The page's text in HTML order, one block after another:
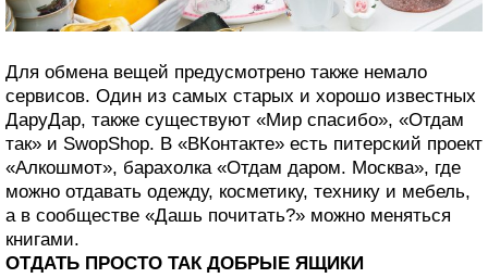
Для обмена вещей предусмотрено также немало
сервисов. Один из самых старых и хорошо известных
ДаруДар, также существуют «Мир спасибо», «Отдам
так» и SwopShop. В «ВКонтакте» есть питерский проект
«Алкошмот», барахолка «Отдам даром. Москва», где
можно отдавать одежду, косметику, технику и мебель,
а в сообществе «Дашь почитать?» можно меняться
книгами.
ОТДАТЬ ПРОСТО ТАК ДОБРЫЕ ЯЩИКИ